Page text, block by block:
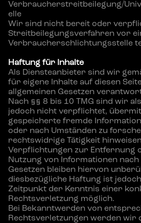
Verbraucherstreitbeilegung/
elle
Wir sind nicht bereit oder
Streitbeilegungsverfahren vor
Verbraucherschlichtungsstelle
Haftung für Inhalte
Als Diensteanbieter sind wir
für eigene Inhalte auf diesen
allgemeinen Gesetzen
Nach §§ 8 bis 10 TMG sind wir
jedoch nicht verpflichtet,
gespeicherte fremde
oder nach Umständen zu
rechtswidrige Tätigkeit
Verpflichtungen zur Entfernung
Nutzung von Informationen nach
Gesetzen bleiben hiervon
diesbezügliche Haftung ist
Zeitpunkt der Kenntnis einer
Rechtsverletzung möglich.
Bei Bekanntwerden von
Rechtsverletzungen werden wir